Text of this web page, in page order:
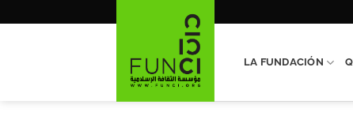
LA FUNDACIÓN